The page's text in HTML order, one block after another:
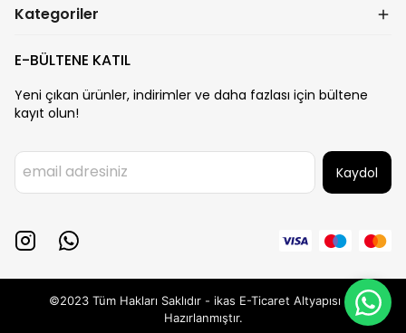
Kategoriler
E-BÜLTENE KATIL
Yeni çıkan ürünler, indirimler ve daha fazlası için bültene
kayıt olun!
Kaydol
©2023 Tüm Hakları Saklıdır - ikas E-Ticaret Altyapısı ile
Hazırlanmıştır.